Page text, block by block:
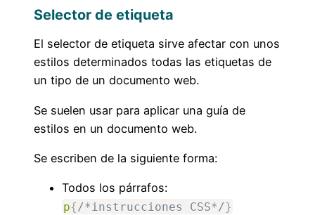
Selector de etiqueta
El selector de etiqueta sirve afectar con unos
estilos determinados todas las etiquetas de
un tipo de un documento web.
Se suelen usar para aplicar una guía de
estilos en un documento web.
Se escriben de la siguiente forma:
Todos los párrafos:
p{ /*instrucciones CSS*/}